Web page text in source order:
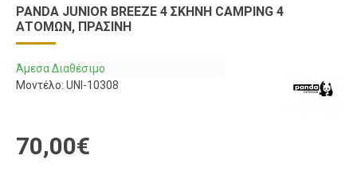
PANDA JUNIOR BREEZE 4 ΣΚΗΝΉ CAMPING 4
ΑΤΌΜΩΝ, ΠΡΆΣΙΝΗ
Άμεσα Διαθέσιμο
Μοντέλο: UNI-10308
70,00€